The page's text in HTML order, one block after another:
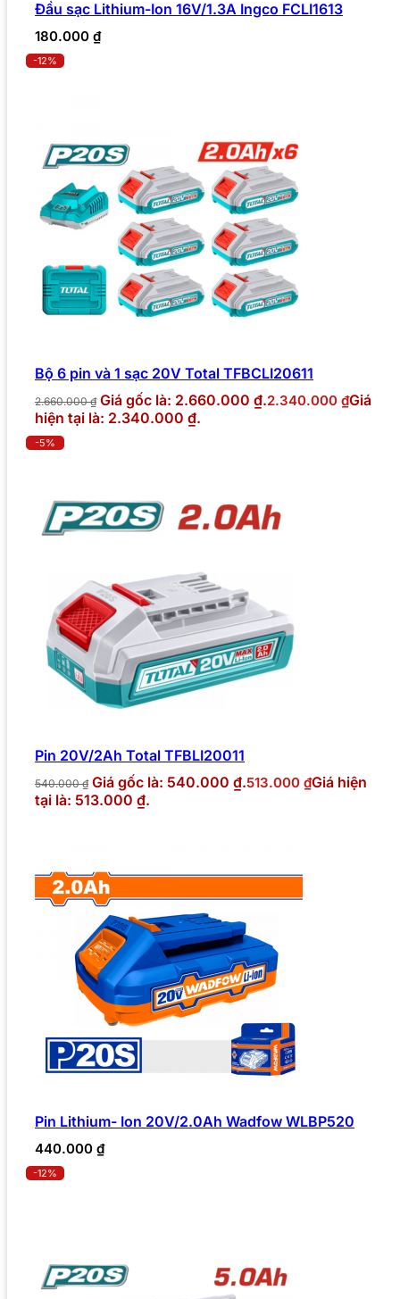
Đầu sạc Lithium-Ion 16V/1.3A Ingco FCLI1613
180.000 ₫
-12%
Bộ 6 pin và 1 sạc 20V Total TFBCLI20611
2.660.000₫ Giá gốc là: 2.660.000 ₫.2.340.000 ₫Giá
hiện tại là: 2.340.000 ₫.
-5%
Pin 20V/2Ah Total TFBLI20011
540.000₫ Giá gốc là: 540.000 ₫.513.000 ₫Giá hiện
tại là: 513.000 ₫.
Pin Lithium- Ion 20V/2.0Ah Wadfow WLBP520
440.000 ₫
-12%